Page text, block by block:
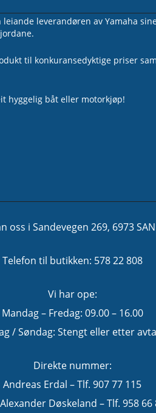
leverandøren av Yamaha
til konkuransedyktige priser
hyggelig båt eller motorkjøp!
oss i Sandevegen 269, 6973
Telefon til butikken: 578 22 808
Vi har ope:
Mandag – Fredag: 09.00 – 16.00
/ Søndag: Stengt eller etter
Direkte nummer:
Andreas Erdal – Tlf. 907 77 115
Døskeland – Tlf. 958 66